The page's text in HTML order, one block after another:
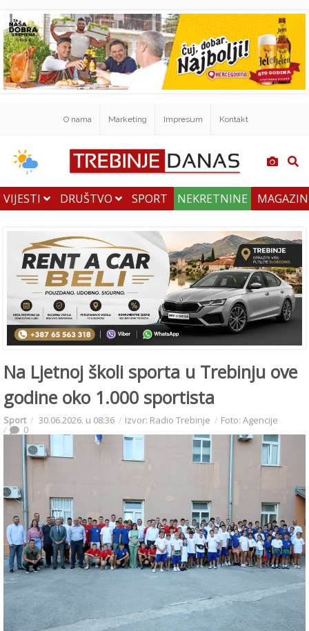
O nama Marketing Impresum Kontakt
VIJESTI DRUŠTVO SPORT NEKRETNINE
Na Ljetnoj školi sporta u Trebinju ove
godine oko 1.000 sportista
Sport 30.06.2026. u 08:36 Izvor: Radio Trebinje Foto: Agencije
0